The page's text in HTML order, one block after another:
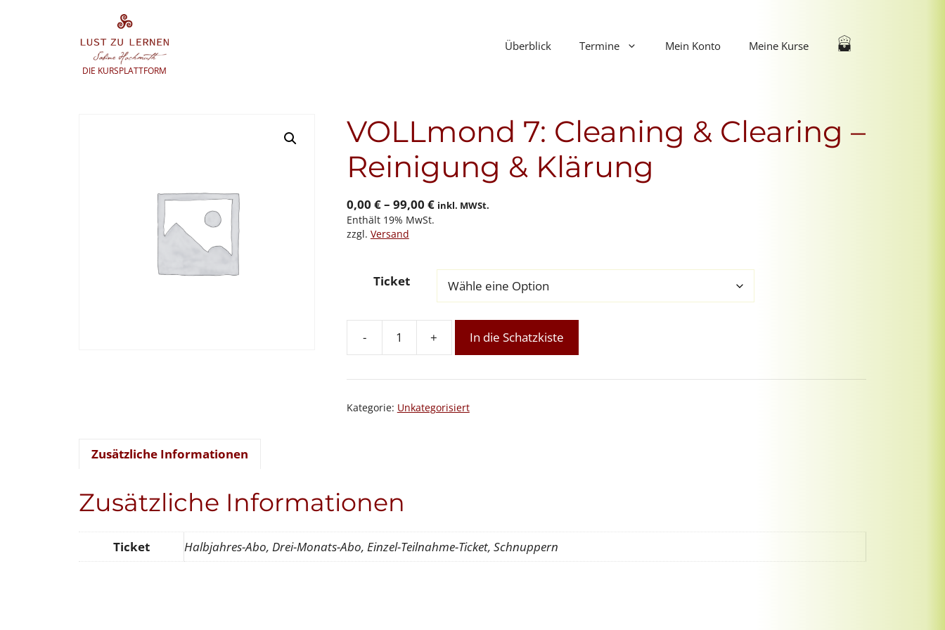
DIE KURSPLATTFORM
Überblick Termine Mein Konto Meine Kurse
VOLLmond 7: Cleaning & Clearing –
Reinigung & Klärung
0,00 €– 99,00 €Preisspanne:
0,00 €
inkl. MWSt.
Enthält 19% MwSt.
zzgl. Versand
Ticket
-
VOLLmond
Cleaning
Clearing
Menge
+ In die Schatzkiste
Kategorie: Unkategorisiert
Zusätzliche Informationen
Zusätzliche Informationen
Ticket Halbjahres-Abo, Drei-Monats-Abo, Einzel-Teilnahme-Ticket, Schnuppern